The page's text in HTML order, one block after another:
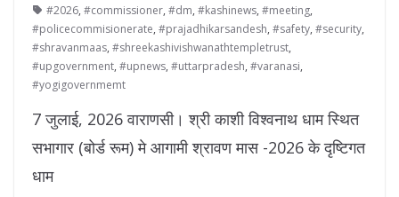
#2026, #commissioner, #dm, #kashinews, #meeting,
#policecommisionerate, #prajadhikarsandesh, #safety, #security,
#shravanmaas, #shreekashivishwanathtempletrust,
#upgovernment, #upnews, #uttarpradesh, #varanasi,
#yogigovernmemt
7 जुलाई, 2026 वाराणसी। श्री काशी विश्वनाथ धाम स्थित
सभागार (बोर्ड रूम) मे आगामी श्रावण मास -2026 के दृष्टिगत
धाम